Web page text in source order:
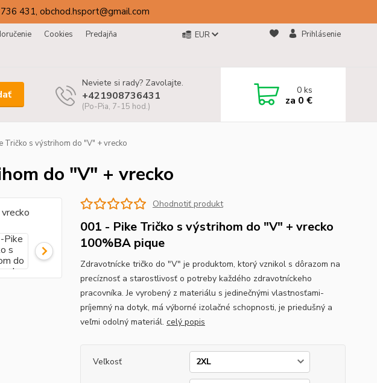
431, obchod.hsport@gmail.com
Cookies
Predajňa
EUR Prihlásenie
Neviete si rady? Zavolajte.
+421908736431
(Po-Pia, 7-15 hod.)
0ks
za 0 €
Tričko s výstrihom do "V" + vrecko
do "V" + vrecko
Ohodnotiť produkt
001 - Pike Tričko s výstrihom do "V" + vrecko
100%BA pique
Zdravotnícke tričko do "V" je produktom, ktorý vznikol s dôrazom na
precíznosť a starostlivosť o potreby každého zdravotníckeho
pracovníka. Je vyrobený z materiálu s jedinečnými vlastnosťami-
príjemný na dotyk, má výborné izolačné schopnosti, je priedušný a
veľmi odolný materiál. celý popis
Veľkosť